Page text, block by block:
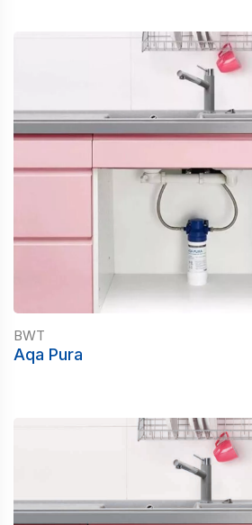
BWT
Aqa Pura